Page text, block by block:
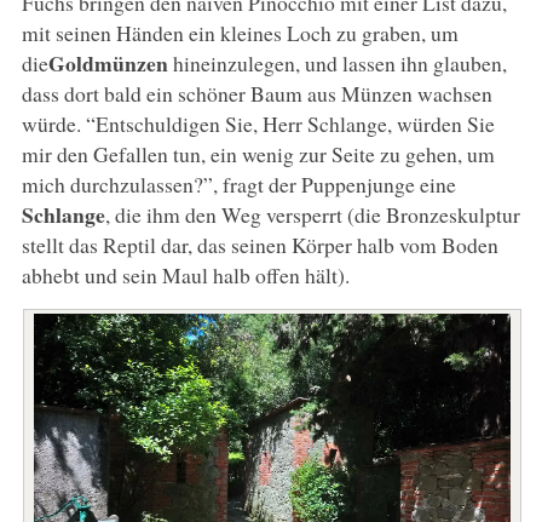
mit seinen Händen ein kleines Loch zu graben, um
dieGoldmünzenhineinzulegen, und lassen ihn glauben,
dass dort bald ein schöner Baum aus Münzen wachsen
würde. “Entschuldigen Sie, Herr Schlange, würden Sie
mir den Gefallen tun, ein wenig zur Seite zu gehen, um
mich durchzulassen?”, fragt der Puppenjunge eine
Schlange, die ihm den Weg versperrt (die Bronzeskulptur
stellt das Reptil dar, das seinen Körper halb vom Boden
abhebt und sein Maul halb offen hält).